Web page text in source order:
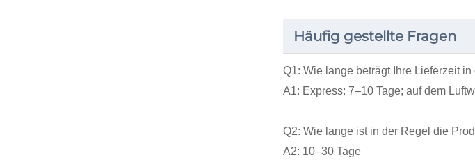
Häufig gestellte Fragen
Q1: Wie lange beträgt Ihre Lieferzeit
A1: Express: 7–10 Tage; auf dem
Q2: Wie lange ist in der Regel die
A2: 10–30 Tage